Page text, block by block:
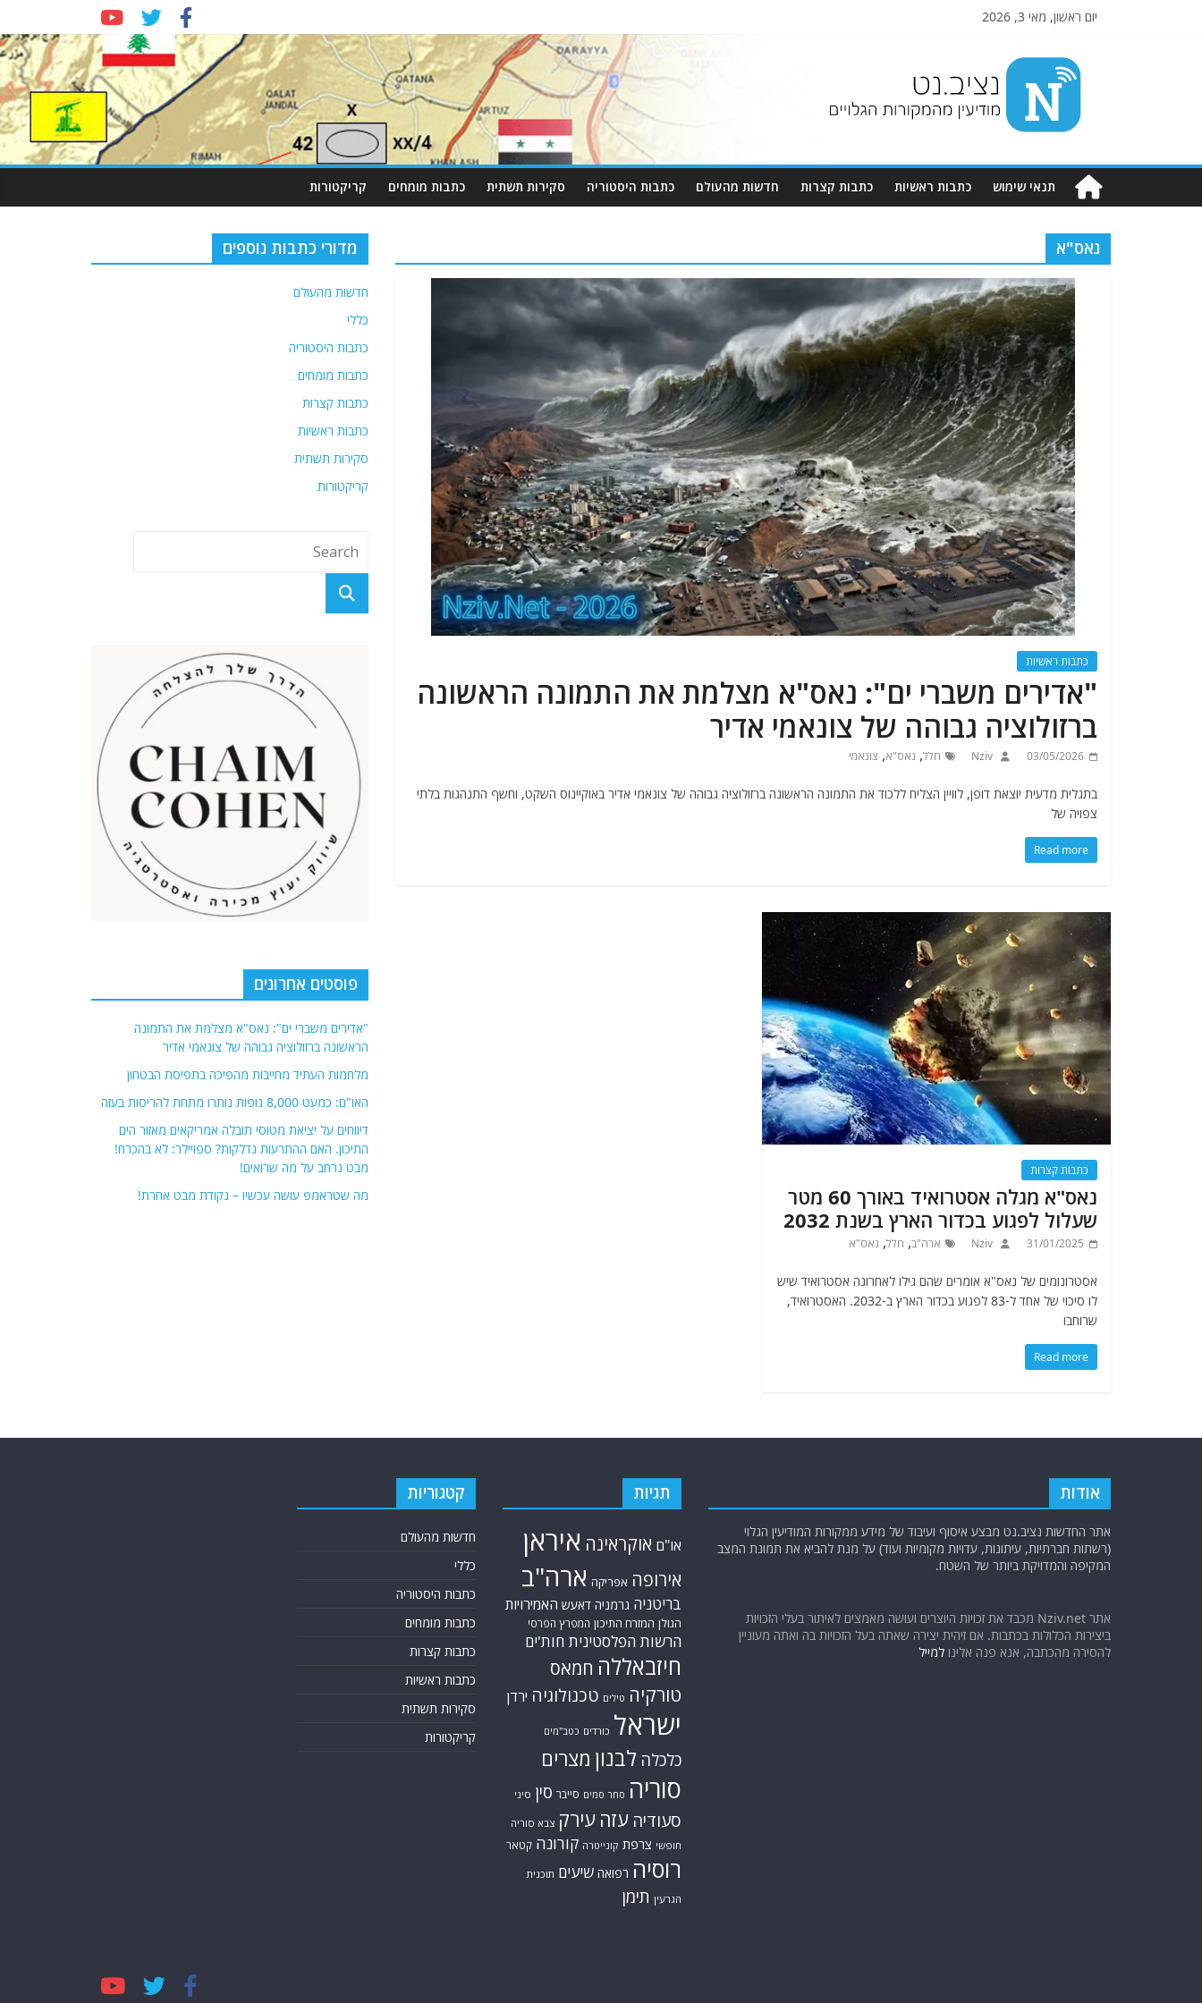
יום ראשון, מאי 3, 2026
Nziv.net
מודיעין
מהמקורות
תנאי שימוש כתבות ראשיות כתבות קצרות חדשות מהעולם כתבות היסטוריה סקירות תשתית כתבות מומחים קריקטורות
נאס"א
כתבות ראשיות
"אדירים משברי ים": נאס"א מצלמת את התמונה הראשונה
ברזולוציה גבוהה של צונאמי אדיר
03/05/2026
Nziv חלל, נאס"א, צונאמי
בתגלית מדעית יוצאת דופן, לוויין הצליח ללכוד את התמונה הראשונה ברזולוציה גבוהה של צונאמי אדיר באוקיינוס ​​השקט, וחשף התנהגות בלתי
צפויה של
Read more
כתבות קצרות
נאס"א מגלה אסטרואיד באורך 60 מטר
שעלול לפגוע בכדור הארץ בשנת 2032
31/01/2025
Nziv ארה"ב, חלל, נאס"א
אסטרונומים של נאס"א אומרים שהם גילו לאחרונה אסטרואיד שיש
לו סיכוי של אחד ל-83 לפגוע בכדור הארץ ב-2032. האסטרואיד,
שרוחבו
Read more
מדורי כתבות נוספים
חדשות מהעולם
כללי
כתבות היסטוריה
כתבות מומחים
כתבות קצרות
כתבות ראשיות
סקירות תשתית
קריקטורות
פוסטים אחרונים
"אדירים משברי ים": נאס"א מצלמת את התמונה
הראשונה ברזולוציה גבוהה של צונאמי אדיר
מלחמות העתיד מחייבות מהפיכה בתפיסת הבטחון
האו"ם: כמעט 8,000 גופות נותרו מתחת להריסות בעזה
דיווחים על יציאת מטוסי תובלה אמריקאים מאזור הים
התיכון. האם ההתרעות נדלקות? ספויילר: לא בהכרח!
מבט נרחב על מה שרואים!
מה שטראמפ עושה עכשיו – נקודת מבט אחרת!
אודות
אתר החדשות נציב.נט מבצע איסוף ועיבוד של מידע ממקורות המודיעין הגלוי
(רשתות חברתיות, עיתונות, עדויות מקומיות ועוד) על מנת להביא את תמונת המצב
המקיפה והמדויקת ביותר של השטח.
אתר Nziv.net מכבד את זכויות היוצרים ועושה מאמצים לאיתור בעלי הזכויות
ביצירות הכלולות בכתבות. אם זיהית יצירה שאתה בעל הזכויות בה ואתה מעוניין
להסירה מהכתבה, אנא פנה אלינו למייל
תגיות
או"ם אוקראינה איראן
אירופה אפריקה ארה"ב
בריטניה גרמניה דאעש האמירויות
הגולן המזרח התיכון המפרץ הפרסי
הרשות הפלסטינית חות'ים
חיזבאללה חמאס
טורקיה טילים טכנולוגיה ירדן
ישראל כורדים כטב"מים
כלכלה לבנון מצרים
סוריה סחר סמים סייבר סין סיני
סעודיה עזה עירק צבא סוריה
חופשי צרפת קונייטרה קורונה קטאר
רוסיה רפואה שיעים תוכנית
הגרעין תימן
קטגוריות
חדשות מהעולם
כללי
כתבות היסטוריה
כתבות מומחים
כתבות קצרות
כתבות ראשיות
סקירות תשתית
קריקטורות